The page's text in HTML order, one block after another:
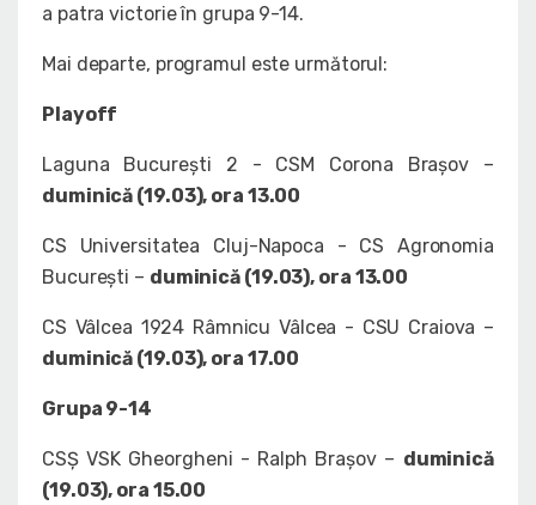
a patra victorie în grupa 9-14.
Mai departe, programul este următorul:
Playoff
Laguna București 2 - CSM Corona Brașov –
duminică (19.03), ora 13.00
CS Universitatea Cluj-Napoca - CS Agronomia
București – duminică (19.03), ora 13.00
CS Vâlcea 1924 Râmnicu Vâlcea - CSU Craiova –
duminică (19.03), ora 17.00
Grupa 9-14
CSȘ VSK Gheorgheni - Ralph Brașov – duminică
(19.03), ora 15.00